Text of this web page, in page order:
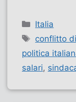
Categorie
Italia
Tag
conflitto
politica
salari,